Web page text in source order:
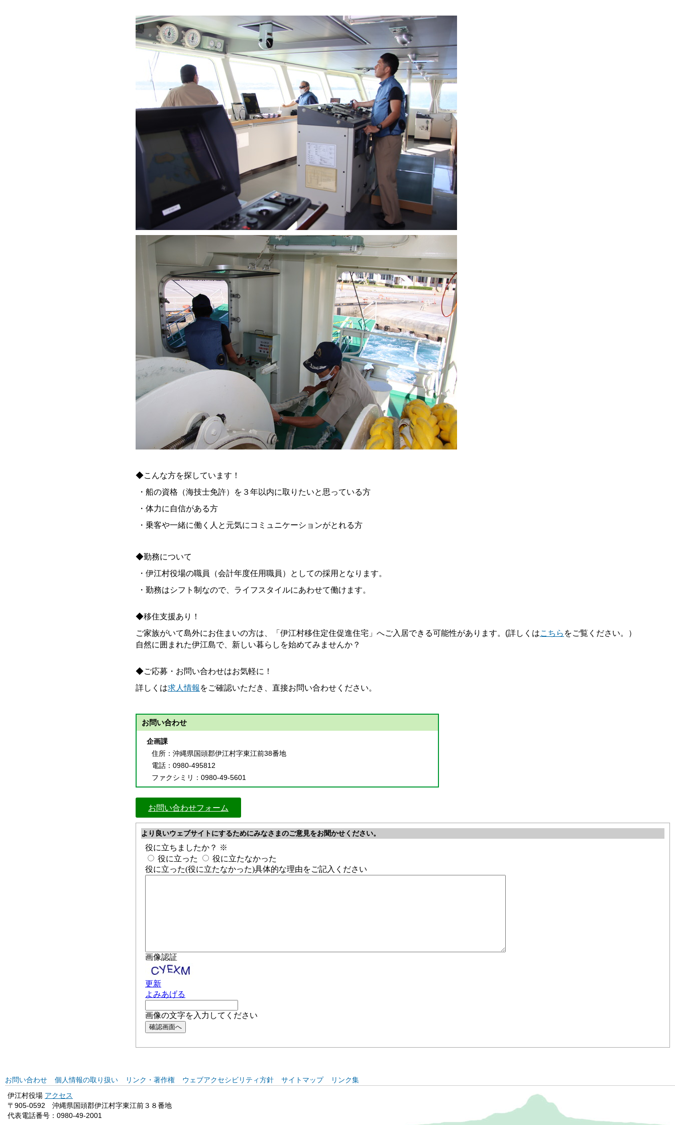
◆こんな方を探しています！
・船の資格（海技士免許）を３年以内に取りたいと思っている方
・体力に自信がある方
・乗客や一緒に働く人と元気にコミュニケーションがとれる方
◆勤務について
・伊江村役場の職員（会計年度任用職員）としての採用となります。
・勤務はシフト制なので、ライフスタイルにあわせて働けます。
◆移住支援あり！
ご家族がいて島外にお住まいの方は、「伊江村移住定住促進住宅」へご入居できる可能性があります。(詳しくはこちら をご覧ください。）
自然に囲まれた伊江島で、新しい暮らしを始めてみませんか？
◆ご応募・お問い合わせはお気軽に！
詳しくは求人情報 をご確認いただき、直接お問い合わせください。
お問い合わせ
企画課
住所 ：沖縄県国頭郡伊江村字東江前38番地
電話 ：0980-495812
ファクシミリ ：0980-49-5601
お問い合わせフォーム
より良いウェブサイトにするためにみなさまのご意見をお聞かせください。
お問い合わせ 個人情報の取り扱い リンク・著作権 ウェブアクセシビリティ方針 サイトマップ リンク集
伊江村役場 アクセス
〒905-0592 沖縄県国頭郡伊江村字東江前３８番地
代表電話番号：0980-49-2001